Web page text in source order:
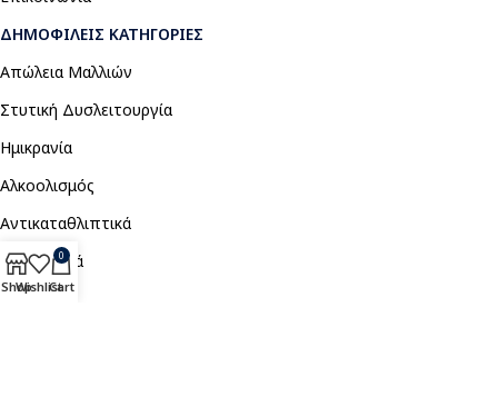
ΔΗΜΟΦΙΛΕΊΣ ΚΑΤΗΓΟΡΊΕΣ
Απώλεια Μαλλιών
Στυτική Δυσλειτουργία
Ημικρανία
Αλκοολισμός
Αντικαταθλιπτικά
Αναλγητικά
ShopWishlist
0
Cart